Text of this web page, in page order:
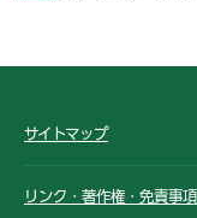
サイトマップ
リンク・著作権・免責事項